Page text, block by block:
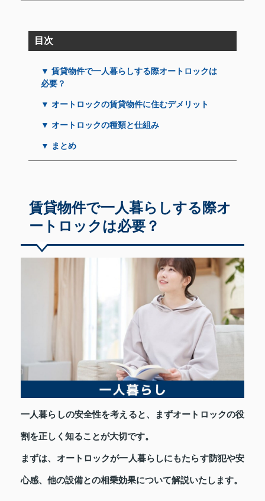
目次
▼ 賃貸物件で一人暮らしする際オートロックは
必要？
▼ オートロックの賃貸物件に住むデメリット
▼ オートロックの種類と仕組み
▼ まとめ
賃貸物件で一人暮らしする際オ
ートロックは必要？
一人暮らしの安全性を考えると、まずオートロックの役
割を正しく知ることが大切です。
まずは、オートロックが一人暮らしにもたらす防犯や安
心感、他の設備との相乗効果について解説いたします。